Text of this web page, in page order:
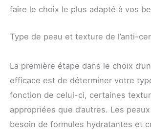
faire le choix le plus adapté à vos
Type de peau et texture de l’anti-
La première étape dans le choix
efficace est de déterminer votre
fonction de celui-ci, certaines
appropriées que d’autres. Les
besoin de formules hydratantes et